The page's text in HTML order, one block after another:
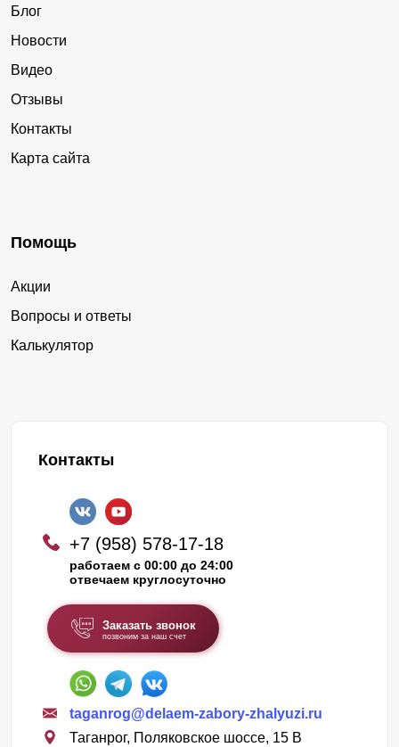
Блог
Новости
Видео
Отзывы
Контакты
Карта сайта
Помощь
Акции
Вопросы и ответы
Калькулятор
Контакты
+7 (958) 578-17-18
работаем с 00:00 до 24:00
отвечаем круглосуточно
Заказать звонок
позвоним за наш счет
taganrog@delaem-zabory-zhalyuzi.ru
Таганрог, Поляковское шоссе, 15 В